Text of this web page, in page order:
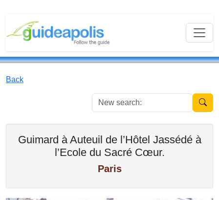
Back
New
Guimard à Auteuil de l’Hôtel Jassédé à
l’Ecole du Sacré Cœur.
Paris